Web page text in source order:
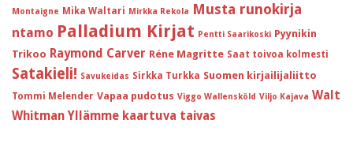
Montaigne Mika Waltari Mirkka Rekola Musta runokirja
ntamo Palladium Kirjat Pentti Saarikoski Pyynikin
Trikoo Raymond Carver Réne Magritte Saat toivoa kolmesti
Satakieli! Savukeidas Sirkka Turkka Suomen kirjailijaliitto
Tommi Melender Vapaa pudotus Viggo Wallensköld Viljo Kajava Walt
Whitman Yllämme kaartuva taivas